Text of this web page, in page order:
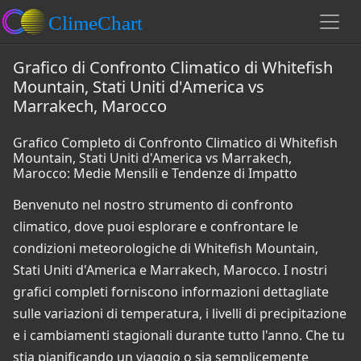
Grafico di Confronto Climatico di Whitefish
Mountain, Stati Uniti d'America vs
Marrakech, Marocco
Grafico Completo di Confronto Climatico di Whitefish
Mountain, Stati Uniti d'America vs Marrakech,
Marocco: Medie Mensili e Tendenze di Impatto
Benvenuto nel nostro strumento di confronto
climatico, dove puoi esplorare e confrontare le
condizioni meteorologiche di Whitefish Mountain,
Stati Uniti d'America e Marrakech, Marocco. I nostri
grafici completi forniscono informazioni dettagliate
sulle variazioni di temperatura, i livelli di precipitazione
e i cambiamenti stagionali durante tutto l'anno. Che tu
stia pianificando un viaggio o sia semplicemente